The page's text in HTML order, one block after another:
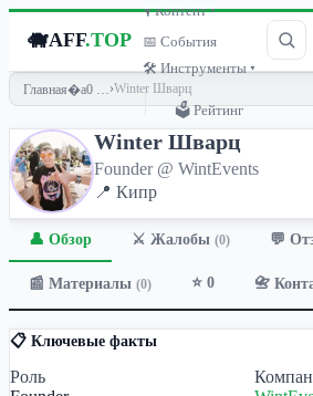
🐗AFF.TOP
🎙 Контент ▾
📅 События
🛠 Инструменты ▾
🗳 Рейтинг
Главная ›Winter Шварц
Winter Шварц
Founder @ WintEvents
📍 Кипр
👤 Обзор ⚔️ Жалобы (0) 💬
📰 Материалы (0) ⭐ 0 📇
📋 Ключевые факты
Роль